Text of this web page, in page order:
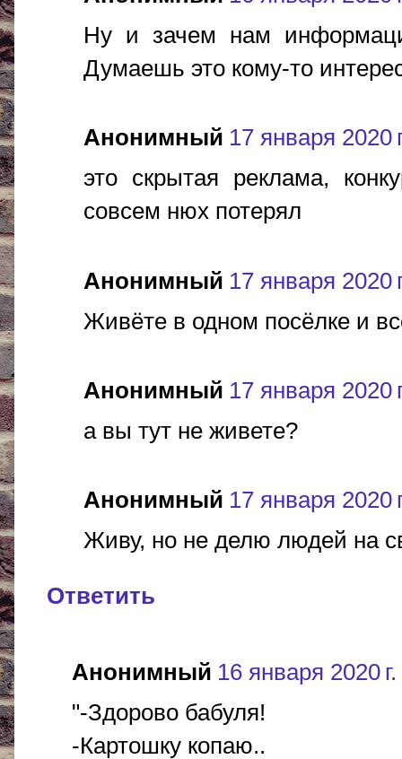
Ну и зачем нам
Думаешь это кому-то
Анонимный 17 января 2020
это скрытая реклама,
совсем нюх потерял
Анонимный 17 января 2020
Живёте в одном посёлке и
Анонимный 17 января 2020
а вы тут не живете?
Анонимный 17 января 2020
Живу, но не делю людей на
Ответить
Анонимный 16 января 2020
"-Здорово бабуля!
-Картошку копаю..